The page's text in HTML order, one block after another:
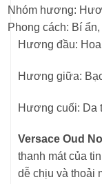
Nhóm hương:
Phong cách: Bí
Hương đầu:
Hương giữa:
Hương cuối: Da
Versace Oud
thanh mát của
dễ chịu và thoải